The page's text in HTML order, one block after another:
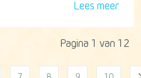
Lees meer
Pagina 1 van 12